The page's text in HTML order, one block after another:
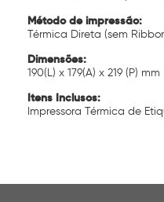
Método de impressão:
Térmica Direta (sem
Dimensões:
190(L) x 179(A) x 219 (P) mm
Itens Inclusos:
Impressora Térmica de